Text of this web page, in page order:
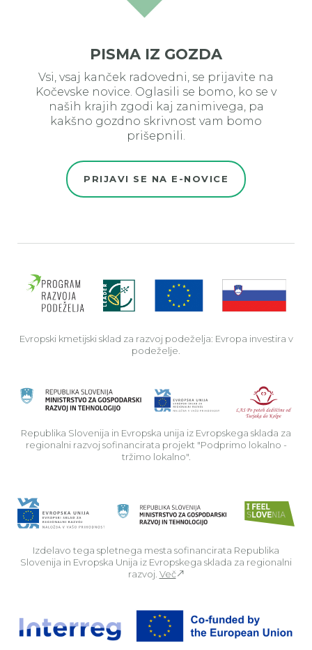
PISMA IZ GOZDA
Vsi, vsaj kanček radovedni, se prijavite na
Kočevske novice. Oglasili se bomo, ko se v
naših krajih zgodi kaj zanimivega, pa
kakšno gozdno skrivnost vam bomo
prišepnili.
PRIJAVI SE NA E-NOVICE
Evropski kmetijski sklad za razvoj podeželja: Evropa investira v
podeželje.
Republika Slovenija in Evropska unija iz Evropskega sklada za
regionalni razvoj sofinancirata projekt "Podprimo lokalno -
tržimo lokalno".
Izdelavo tega spletnega mesta sofinancirata Republika
Slovenija in Evropska Unija iz Evropskega sklada za regionalni
razvoj. Več